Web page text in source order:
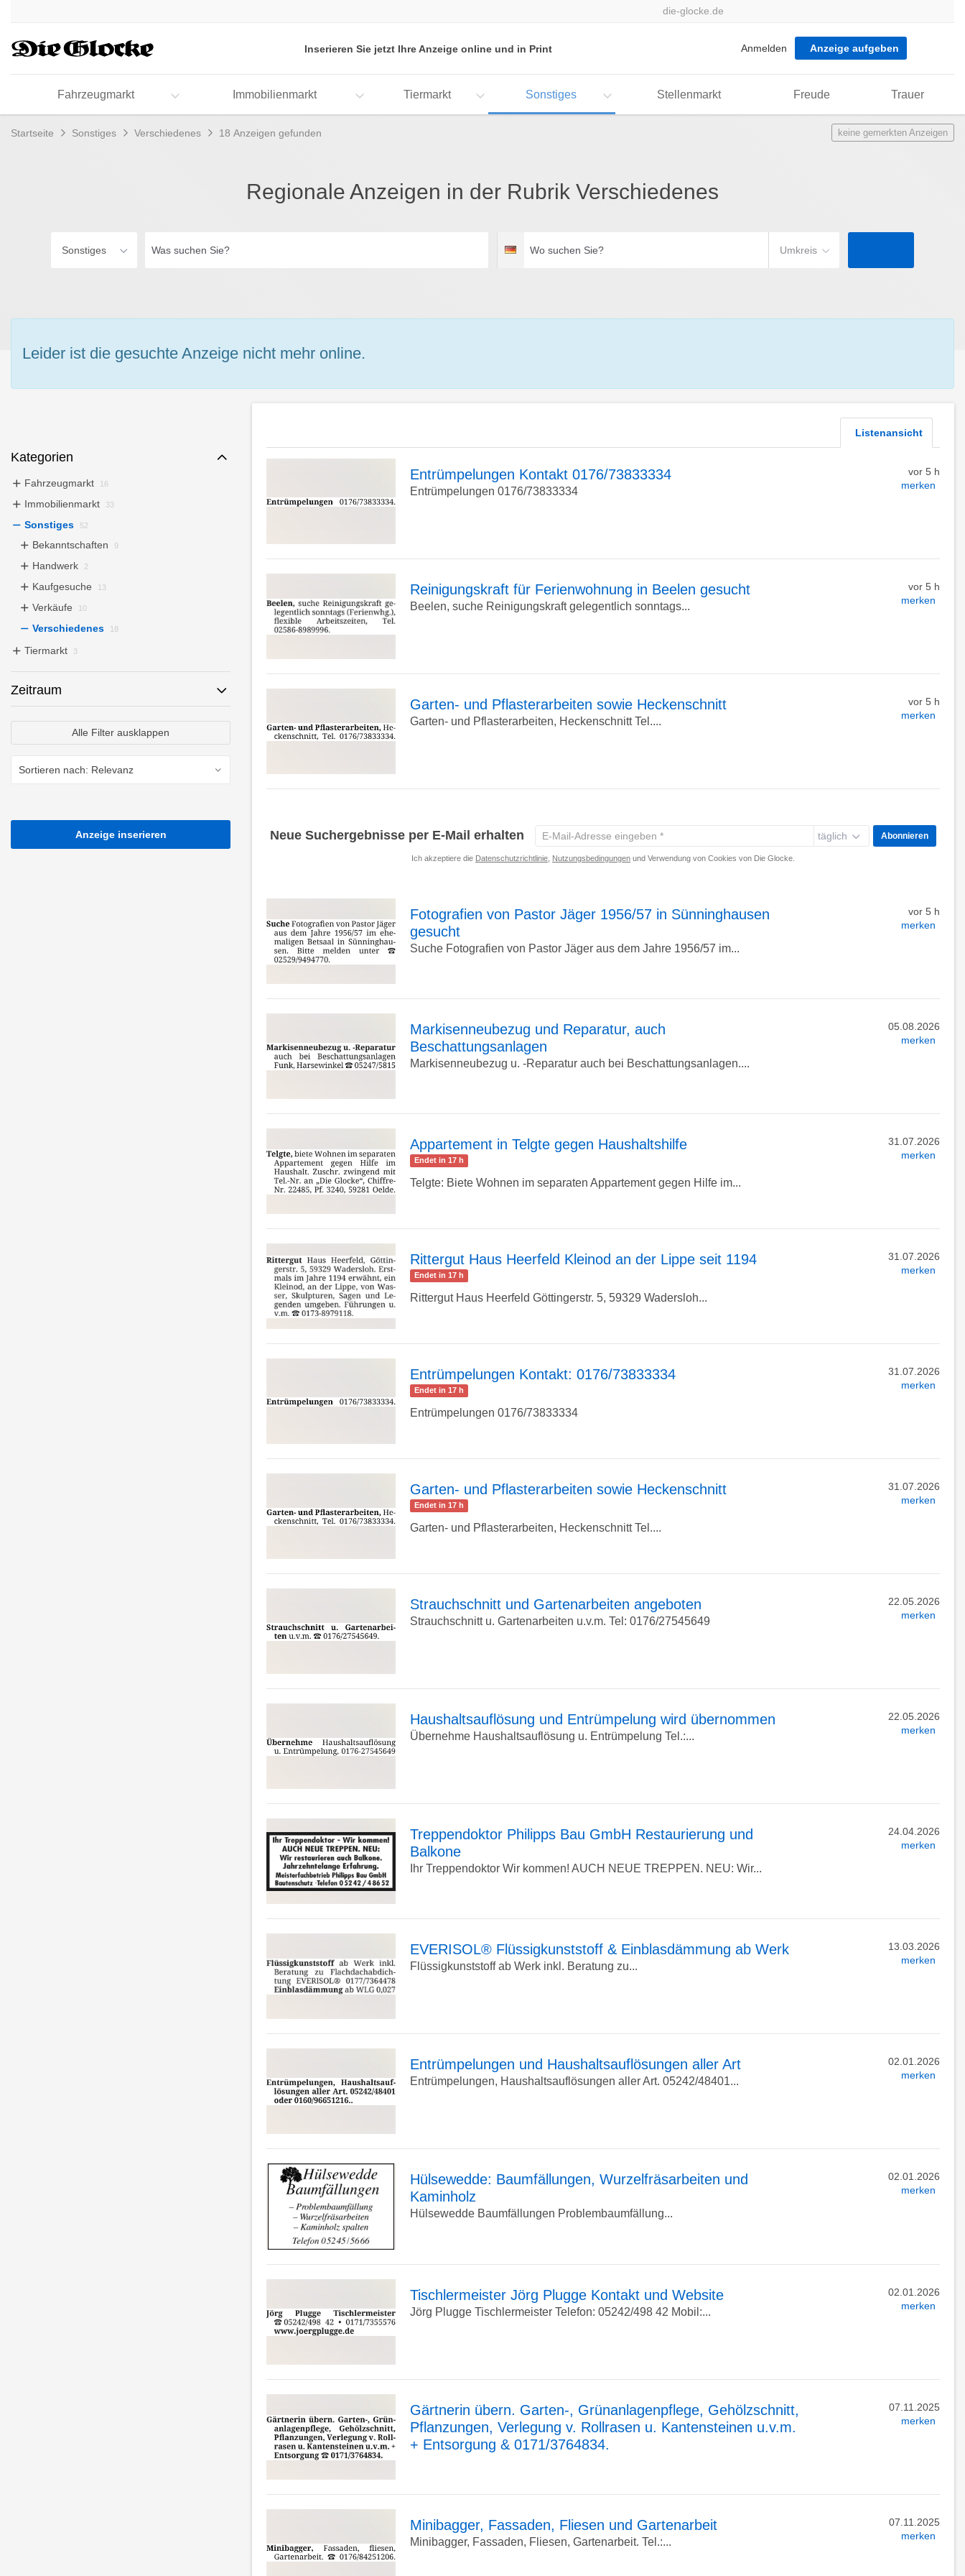
aktivieren
zur
die-glocke.de
Inserieren Sie jetzt Ihre Anzeige online und in Print Anmelden Anzeige aufgeben
Fahrzeugmarkt Immobilienmarkt Tiermarkt Sonstiges Stellenmarkt Freude Trauer
Startseite Sonstiges Verschiedenes 18 Anzeigen gefunden keine gemerkten Anzeigen
Regionale Anzeigen in der Rubrik Verschiedenes
Sonstiges
suchen
Deutschland
suchen
Umkreis
Leider ist die gesuchte Anzeige nicht mehr online.
Kategorien
Fahrzeugmarkt 16
Immobilienmarkt 33
Sonstiges 52
Bekanntschaften 9
Handwerk 2
Kaufgesuche 13
Verkäufe 10
Verschiedenes 18
Tiermarkt 3
Zeitraum
Alle Filter ausklappen
Anzeige inserieren
Listenansicht
zur
Detailseite
Entrümpelungen Kontakt 0176/73833334
Entrümpelungen 0176/73833334
vor 5 h
merken
zur
Detailseite
Reinigungskraft für Ferienwohnung in Beelen gesucht
Beelen, suche Reinigungskraft gelegentlich sonntags...
vor 5 h
merken
zur
Garten- und Pflasterarbeiten sowie Heckenschnitt
Garten- und Pflasterarbeiten, Heckenschnitt Tel....
vor 5 h
merken
Neue Suchergebnisse per E-Mail erhalten
E-
Mail-
*
täglich Abonnieren
Ich akzeptiere die Datenschutzrichtlinie Nutzungsbedingungen und Verwendung von Cookies von Die Glocke.
zur
Detailseite
Fotografien von Pastor Jäger 1956/57 in Sünninghausen
gesucht
Suche Fotografien von Pastor Jäger aus dem Jahre 1956/57 im...
vor 5 h
merken
Detailseite
Markisenneubezug und Reparatur, auch
Beschattungsanlagen
Markisenneubezug u. -Reparatur auch bei Beschattungsanlagen....
05.08.2026
merken
zur
Detailseite
Appartement in Telgte gegen Haushaltshilfe
Endet in 17 h
Telgte: Biete Wohnen im separaten Appartement gegen Hilfe im...
31.07.2026
merken
zur
Detailseite
Rittergut Haus Heerfeld Kleinod an der Lippe seit 1194
Endet in 17 h
Rittergut Haus Heerfeld Göttingerstr. 5, 59329 Wadersloh...
31.07.2026
merken
zur
Detailseite
Entrümpelungen Kontakt: 0176/73833334
Endet in 17 h
Entrümpelungen 0176/73833334
31.07.2026
merken
zur
Detailseite
Garten- und Pflasterarbeiten sowie Heckenschnitt
Endet in 17 h
Garten- und Pflasterarbeiten, Heckenschnitt Tel....
31.07.2026
merken
zur
Detailseite
Strauchschnitt und Gartenarbeiten angeboten
Strauchschnitt u. Gartenarbeiten u.v.m. Tel: 0176/27545649
22.05.2026
merken
zur
Detailseite
Haushaltsauflösung und Entrümpelung wird übernommen
Übernehme Haushaltsauflösung u. Entrümpelung Tel.:...
22.05.2026
merken
Detailseite
Treppendoktor Philipps Bau GmbH Restaurierung und
Balkone
Ihr Treppendoktor Wir kommen! AUCH NEUE TREPPEN. NEU: Wir...
24.04.2026
merken
zur
Detailseite
EVERISOL® Flüssigkunststoff & Einblasdämmung ab Werk
Flüssigkunststoff ab Werk inkl. Beratung zu...
13.03.2026
merken
Detailseite
Entrümpelungen und Haushaltsauflösungen aller Art
Entrümpelungen, Haushaltsauflösungen aller Art. 05242/48401...
02.01.2026
merken
Detailseite
Hülsewedde: Baumfällungen, Wurzelfräsarbeiten und
Kaminholz
Hülsewedde Baumfällungen Problembaumfällung...
02.01.2026
merken
zur
Detailseite
Tischlermeister Jörg Plugge Kontakt und Website
Jörg Plugge Tischlermeister Telefon: 05242/498 42 Mobil:...
02.01.2026
merken
zur
Detailseite
Gärtnerin übern. Garten-, Grünanlagenpflege, Gehölzschnitt,
Pflanzungen, Verlegung v. Rollrasen u. Kantensteinen u.v.m.
+ Entsorgung & 0171/3764834.
07.11.2025
merken
zur
Minibagger, Fassaden, Fliesen und Gartenarbeit
Minibagger, Fassaden, Fliesen, Gartenarbeit. Tel.:...
07.11.2025
merken